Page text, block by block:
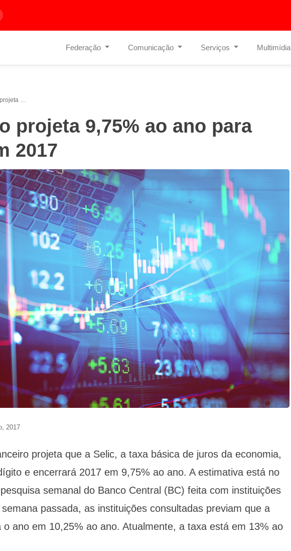
Federação Comunicação Serviços Multimídia
Mercado projeta 9,75% ao ano para Selic em 2017
projeta 9,75% ao ano para
2017
2017
projeta que a Selic, a taxa básica de juros da economia,
e encerrará 2017 em 9,75% ao ano. A estimativa está no
semanal do Banco Central (BC) feita com instituições
passada, as instituições consultadas previam que a
o ano em 10,25% ao ano. Atualmente, a taxa está em 13% ao